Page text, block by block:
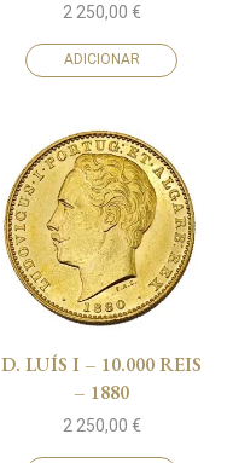
2 250,00 €
ADICIONAR
D. LUÍS I – 10.000 REIS
– 1880
2 250,00 €